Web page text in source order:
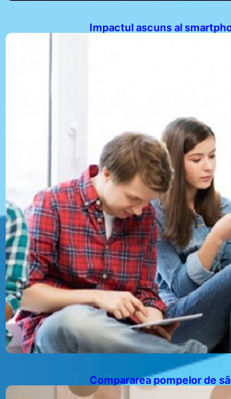
Impactul ascuns al
Compararea pompelor de
Alegerea ideală pentru